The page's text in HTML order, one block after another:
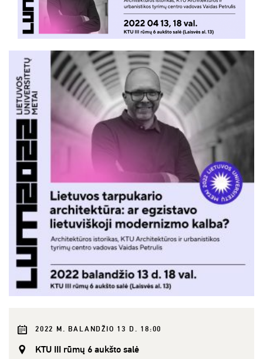
2022 M. BALANDŽIO 13 D. 18:00
KTU III rūmų 6 aukšto salė